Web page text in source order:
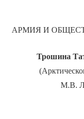
АРМИЯ И
Трошина
М.В.